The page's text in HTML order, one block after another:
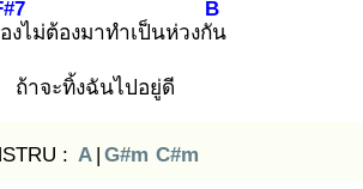
งไม่ต้องมาทำเป็นห่วงกัน
B
ถ้าจะทิ้งฉันไปอยู่ดี
: A | G#m C#m